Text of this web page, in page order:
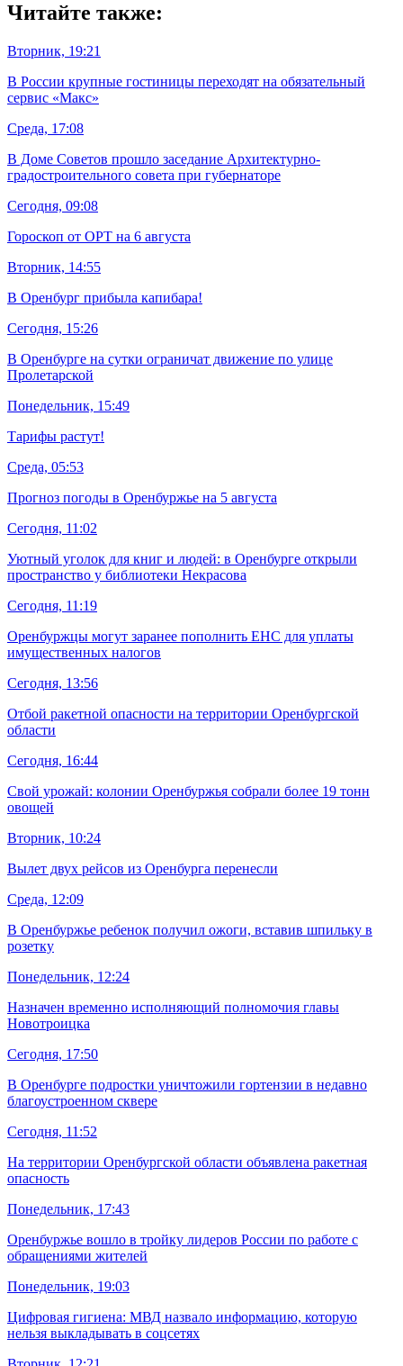
Читайте также:
Вторник, 19:21
В России крупные гостиницы переходят на обязательный
сервис «Макс»
Среда, 17:08
В Доме Советов прошло заседание Архитектурно-
градостроительного совета при губернаторе
Сегодня, 09:08
Гороскоп от ОРТ на 6 августа
Вторник, 14:55
В Оренбург прибыла капибара!
Сегодня, 15:26
В Оренбурге на сутки ограничат движение по улице
Пролетарской
Понедельник, 15:49
Тарифы растут!
Среда, 05:53
Прогноз погоды в Оренбуржье на 5 августа
Сегодня, 11:02
Уютный уголок для книг и людей: в Оренбурге открыли
пространство у библиотеки Некрасова
Сегодня, 11:19
Оренбуржцы могут заранее пополнить ЕНС для уплаты
имущественных налогов
Сегодня, 13:56
Отбой ракетной опасности на территории Оренбургской
области
Сегодня, 16:44
Свой урожай: колонии Оренбуржья собрали более 19 тонн
овощей
Вторник, 10:24
Вылет двух рейсов из Оренбурга перенесли
Среда, 12:09
В Оренбуржье ребенок получил ожоги, вставив шпильку в
розетку
Понедельник, 12:24
Назначен временно исполняющий полномочия главы
Новотроицка
Сегодня, 17:50
В Оренбурге подростки уничтожили гортензии в недавно
благоустроенном сквере
Сегодня, 11:52
На территории Оренбургской области объявлена ракетная
опасность
Понедельник, 17:43
Оренбуржье вошло в тройку лидеров России по работе с
обращениями жителей
Понедельник, 19:03
Цифровая гигиена: МВД назвало информацию, которую
нельзя выкладывать в соцсетях